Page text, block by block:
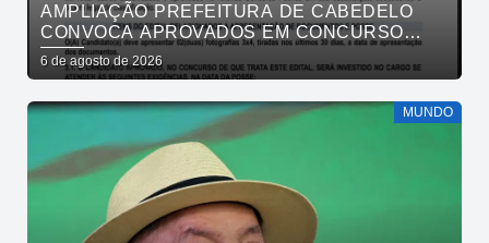
AMPLIAÇÃO PREFEITURA DE CABEDELO
CONVOCA APROVADOS EM CONCURSO
PÚBLICO DA SAÚDE PARA APRESENTAÇÃO
DE DOCUMENTOS
6 de agosto de 2026
MUNDO